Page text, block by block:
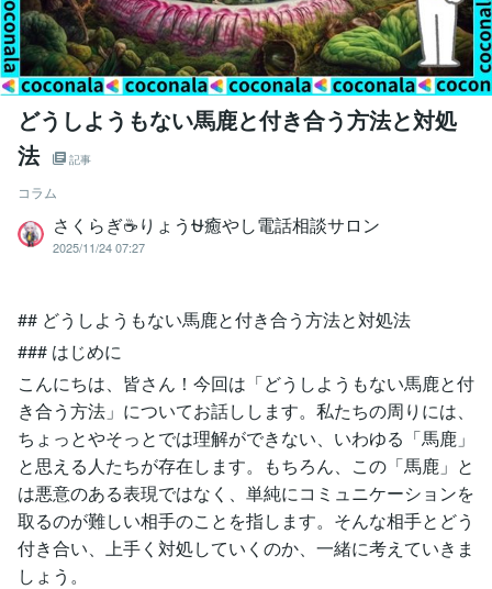
どうしようもない馬鹿と付き合う方法と対処
法
記事
コラム
さくらぎ☕りょう⛎癒やし電話相談サロン
2025/11/24 07:27
## どうしようもない馬鹿と付き合う方法と対処法
### はじめに
こんにちは、皆さん！今回は「どうしようもない馬鹿と付
き合う方法」についてお話しします。私たちの周りには、
ちょっとやそっとでは理解ができない、いわゆる「馬鹿」
と思える人たちが存在します。もちろん、この「馬鹿」と
は悪意のある表現ではなく、単純にコミュニケーションを
取るのが難しい相手のことを指します。そんな相手とどう
付き合い、上手く対処していくのか、一緒に考えていきま
しょう。